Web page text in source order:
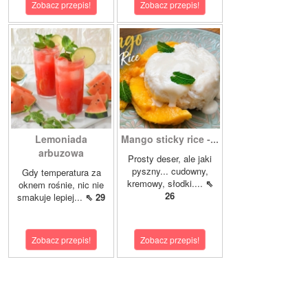
Zobacz przepis! Zobacz przepis!
Lemoniada
arbuzowa
Gdy temperatura za
oknem rośnie, nic nie
smakuje lepiej... ⇖ 29
Zobacz przepis!
Mango sticky rice -...
Prosty deser, ale jaki
pyszny... cudowny,
kremowy, słodki.... ⇖
26
Zobacz przepis!